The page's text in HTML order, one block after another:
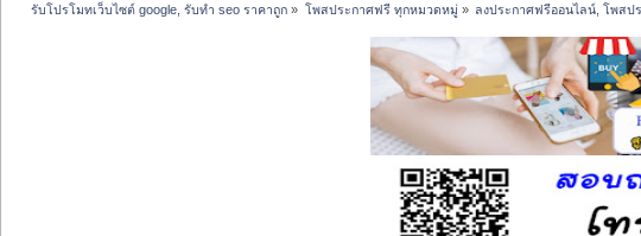
รับโปรโมทเว็บไซต์ google, รับทำ seo ราคาถูก » โพสประกาศฟรี ทุกหมวดหมู่» ลงประกาศฟรีออนไลน์, โพสป